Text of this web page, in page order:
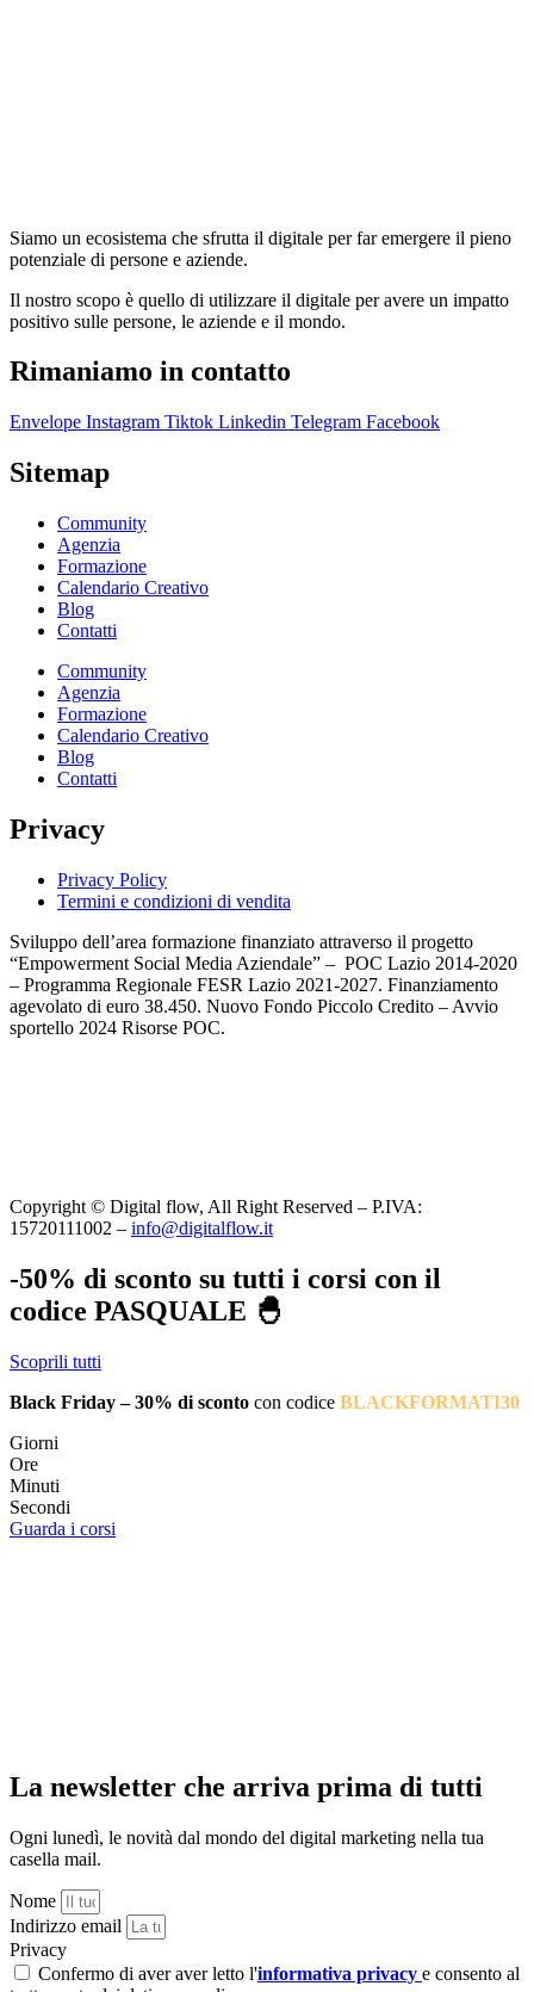
Siamo un ecosistema che sfrutta il digitale per far emergere il pieno
potenziale di persone e aziende.
Il nostro scopo è quello di utilizzare il digitale per avere un impatto
positivo sulle persone, le aziende e il mondo.
Rimaniamo in contatto
Envelope Instagram Tiktok Linkedin Telegram Facebook
Sitemap
Community
Agenzia
Formazione
Calendario Creativo
Blog
Contatti
Community
Agenzia
Formazione
Calendario Creativo
Blog
Contatti
Privacy
Privacy Policy
Termini e condizioni di vendita
Sviluppo dell’area formazione finanziato attraverso il progetto
“Empowerment Social Media Aziendale” – POC Lazio 2014-2020
– Programma Regionale FESR Lazio 2021-2027. Finanziamento
agevolato di euro 38.450. Nuovo Fondo Piccolo Credito – Avvio
sportello 2024 Risorse POC.
Copyright © Digital flow, All Right Reserved – P.IVA:
15720111002 – info@digitalflow.it
-50% di sconto su tutti i corsi con il
codice PASQUALE 🐣
Scoprili tutti
Black Friday – 30% di sconto con codice BLACKFORMATI30
Giorni
Ore
Minuti
Secondi
Guarda i corsi
La newsletter che arriva prima di tutti
Ogni lunedì, le novità dal mondo del digital marketing nella tua
casella mail.
Nome
Indirizzo email
Privacy
Confermo di aver aver letto l'informativa privacy e consento al